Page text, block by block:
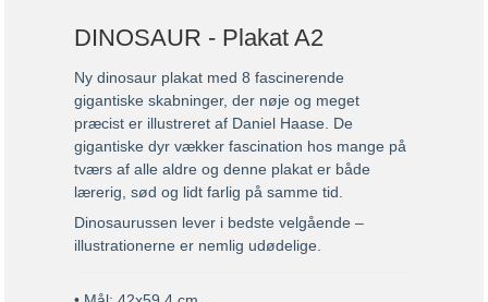
DINOSAUR - Plakat A2
Ny dinosaur plakat med 8 fascinerende
gigantiske skabninger, der nøje og meget
præcist er illustreret af Daniel Haase. De
gigantiske dyr vækker fascination hos mange på
tværs af alle aldre og denne plakat er både
lærerig, sød og lidt farlig på samme tid.
Dinosaurussen lever i bedste velgående –
illustrationerne er nemlig udødelige.